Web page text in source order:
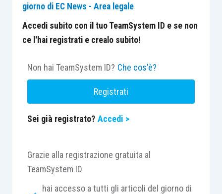
giorno di EC News - Area legale
Accedi subito con il tuo TeamSystem ID e se non
ce l'hai registrati e crealo subito!
Non hai TeamSystem ID? Che cos'è?
Registrati
Sei già registrato? Accedi >
Grazie alla registrazione gratuita al
TeamSystem ID
hai accesso a tutti gli articoli del giorno di